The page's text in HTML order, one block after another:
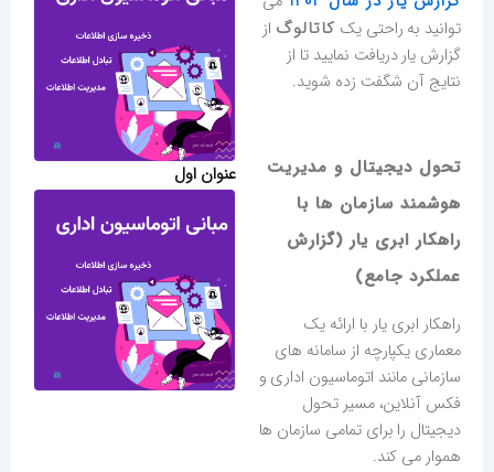
توانید به راحتی یک کاتالوگ از
گزارش یار دریافت نمایید تا از
نتایج آن شگفت زده شوید.
تحول دیجیتال و مدیریت
هوشمند سازمان ها با
راهکار ابری یار (گزارش
عملکرد جامع)
راهکار ابری یار با ارائه یک
معماری یکپارچه از سامانه های
سازمانی مانند اتوماسیون اداری و
فکس آنلاین، مسیر تحول
دیجیتال را برای تمامی سازمان ها
هموار می کند.
عنوان اول